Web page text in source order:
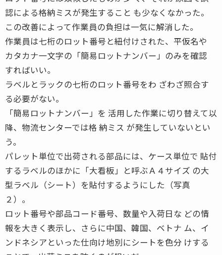
認による格納ミスが発生すること も少なくなかった。
この改善によって作業員の負担は一気に解消した。
作業員は七桁のロット番号と紐付けされた、平仮名や
カタカナ一文字の「簡易ロットナンバー」のみを確認
すればいい。
ラベルとラックの七桁のロット番号をわ ざわざ照合す
る必要がない。
「簡易ロットナンバー」を 活用した作業に切り替えて以
降、物流センターでは格 納ミス が発生していないとい
う。
パレット単位で出荷される部品には、ケース単位で 貼付
するラベルのほかに「大看板」と呼ぶＡ４サイズ の大
型ラベル（シート）を貼付するようにした（写真
２）。
ロット番号や部品コード番号、数量や入荷日な どの情
報を大きく表示し、さらに中国、韓国、ベトナ ム、イ
ンドネシアといった仕向け地別にシートを色分 けする